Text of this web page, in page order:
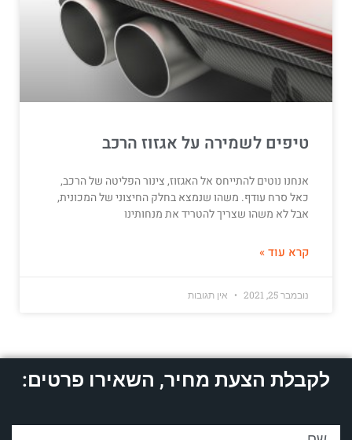
טיפים לשמירה על אגזוז הרכב
אנחנו נוטים להתייחס אל האגזוז, צינור הפליטה של הרכב,
כאל סרח עודף. משהו שנמצא בחלק החיצוני של המכונית,
אבל לא משהו שצריך להטריד את מנחותינו
קרא עוד »
נובמבר 25, 2021 אין תגובות
לקבלת הצעת מחיר, השאירו פרטים: